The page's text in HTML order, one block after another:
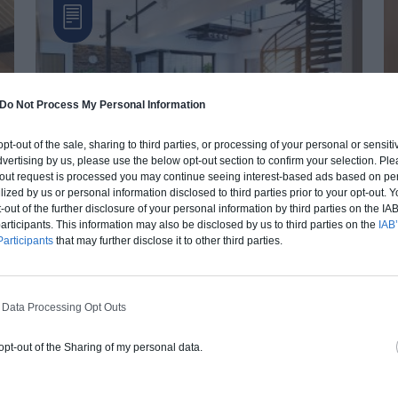
Do Not Process My Personal Information
out of the sale, sharing to third parties, or processing of your personal or
by us, please use the below opt-out section to confirm your selection.
request is processed you may continue seeing interest-based ads based on
by us or personal information disclosed to third parties prior to your opt-out.
of the further disclosure of your personal information by third parties on the
This information may also be disclosed by us to third parties on the
that may further disclose it to other third parties.
Processing Opt Outs
out of the Sharing of my personal data.
Les tendances déco à retenir pour 2017
Comme les designers d’intérieur l’imaginaient,
la déco inspirée de années 70 a fait son grand retour